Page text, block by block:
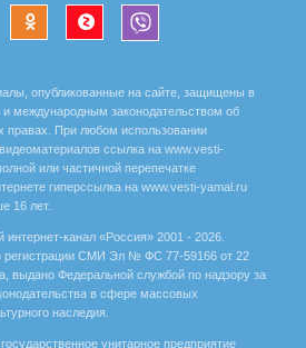
опубликованные на сайте, защищены в
и международным законодательством об
правах. При любом использовании
ссылка на www.vesti-
или частичной перепечатке
гиперссылка на www.vesti-yamal.ru
16 лет.
интернет-канал «Россия» 2001 - 2026.
регистрации СМИ Эл № ФС 77-59166 от 22
выдано Федеральной службой по надзору за
в сфере массовых
наследия.
унитарное предприятие